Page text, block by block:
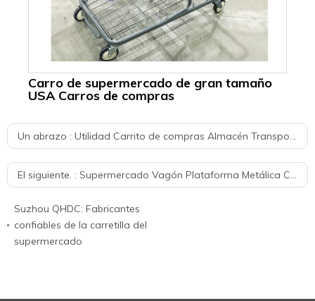
Carro de supermercado de gran tamaño
USA Carros de compras
Un abrazo : Utilidad Carrito de compras Almacén Transporte Carretilla de carga
El siguiente. : Supermercado Vagón Plataforma Metálica Carro Carro Transporte Cargo Cargo
Suzhou QHDC: Fabricantes
confiables de la carretilla del
supermercado